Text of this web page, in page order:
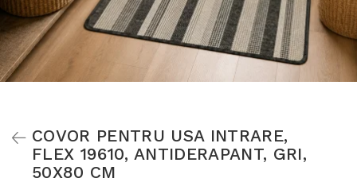
COVOR PENTRU USA INTRARE,
FLEX 19610, ANTIDERAPANT, GRI,
50X80 CM